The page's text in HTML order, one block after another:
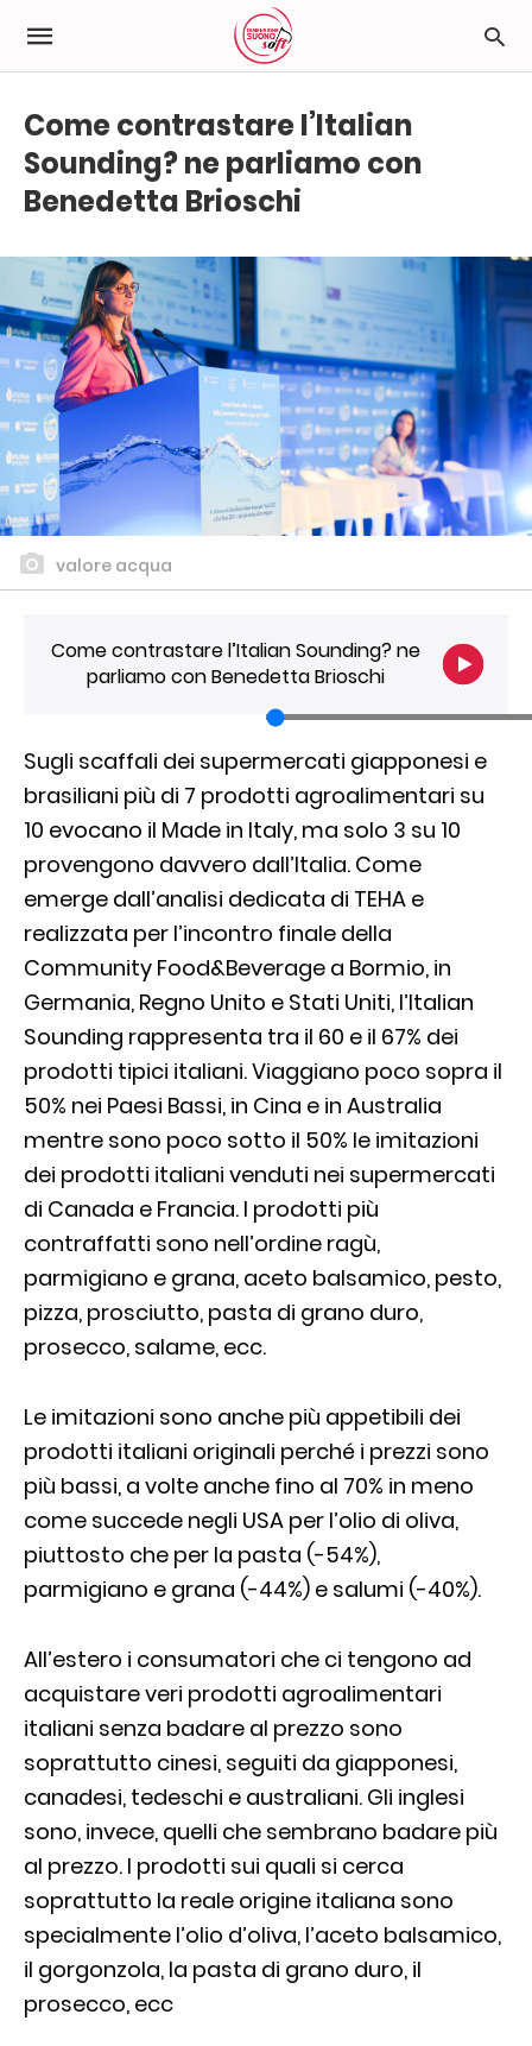
Come contrastare l’Italian
Sounding? ne parliamo con
Benedetta Brioschi
valore acqua
Come contrastare l’Italian Sounding? ne
parliamo con Benedetta Brioschi
Sugli scaffali dei supermercati giapponesi e
brasiliani più di 7 prodotti agroalimentari su
10 evocano il Made in Italy, ma solo 3 su 10
provengono davvero dall’Italia. Come
emerge dall’analisi dedicata di TEHA e
realizzata per l’incontro finale della
Community Food&Beverage a Bormio, in
Germania, Regno Unito e Stati Uniti, l’Italian
Sounding rappresenta tra il 60 e il 67% dei
prodotti tipici italiani. Viaggiano poco sopra il
50% nei Paesi Bassi, in Cina e in Australia
mentre sono poco sotto il 50% le imitazioni
dei prodotti italiani venduti nei supermercati
di Canada e Francia. I prodotti più
contraffatti sono nell’ordine ragù,
parmigiano e grana, aceto balsamico, pesto,
pizza, prosciutto, pasta di grano duro,
prosecco, salame, ecc.
Le imitazioni sono anche più appetibili dei
prodotti italiani originali perché i prezzi sono
più bassi, a volte anche fino al 70% in meno
come succede negli USA per l’olio di oliva,
piuttosto che per la pasta (-54%),
parmigiano e grana (-44%) e salumi (-40%).
All’estero i consumatori che ci tengono ad
acquistare veri prodotti agroalimentari
italiani senza badare al prezzo sono
soprattutto cinesi, seguiti da giapponesi,
canadesi, tedeschi e australiani. Gli inglesi
sono, invece, quelli che sembrano badare più
al prezzo. I prodotti sui quali si cerca
soprattutto la reale origine italiana sono
specialmente l’olio d’oliva, l’aceto balsamico,
il gorgonzola, la pasta di grano duro, il
prosecco, ecc